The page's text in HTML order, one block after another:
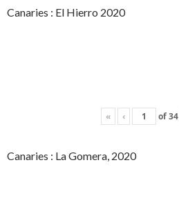
Canaries : El Hierro 2020
« ‹ of34
Canaries : La Gomera, 2020